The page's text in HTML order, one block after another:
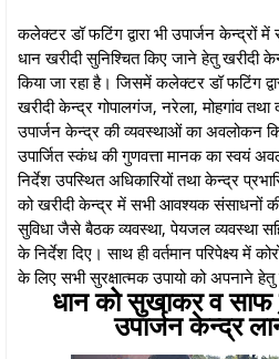
कलेक्टर डॉ फटिंग द्वारा भी उपार्जन केन्द्रों
धान खरीदी सुनिश्चित किए जाने हेतु खरीदी
किया जा रहा है। जिसमें कलेक्टर डॉ फटिंग
खरीदी केन्द्र गोपालगंज, नरेला, मोहगांव
उपार्जन केन्द्र की व्यवस्थाओं का अवलोकन
उपार्जित स्कंध की गुणवत्ता मानक का स्वयं
निर्देश उपस्थित अधिकारियों तथा केन्द्र
को खरीदी केन्द्र में सभी आवश्यक संसाधनों
सुविधा जैसे बैठक व्यवस्था, पेयजल व्यवस्था
के निर्देश दिए। साथ ही वर्तमान परिपेक्ष्य में
के लिए सभी सुरक्षात्मक उपायो को अपनाने हेतु
धान को सुखाकर व
उपार्जन केन्द्र